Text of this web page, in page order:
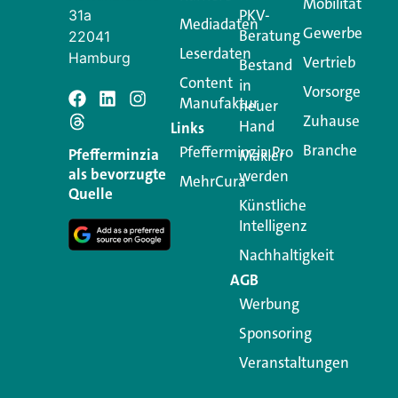
Schreiben
Ihre E-Mail-Adresse wird
Kommentar
31a
22041
Hamburg
Pfefferminzia
als bevorzugte
Quelle
Mediadaten
Leserdaten
Content
Manufaktur
Links
Pfefferminzia.Pro
MehrCura
PKV-
Beratung
Bestand
in
neuer
Hand
Makler
werden
Künstliche
Intelligenz
Nachhaltigkeit
AGB
Werbung
Sponsoring
Veranstaltungen
Gewerbe
Vertrieb
Vorsorge
Zuhause
Branche